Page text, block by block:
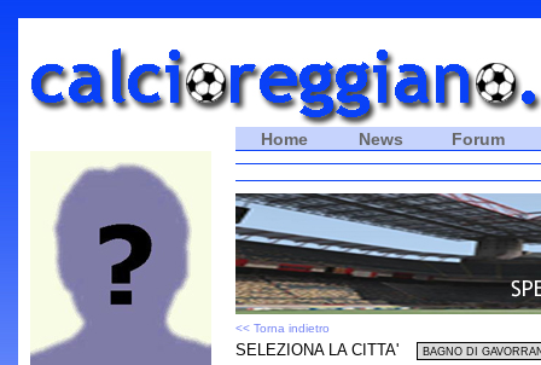
Home News Forum
<< Torna indietro
SELEZIONA LA CITTA'